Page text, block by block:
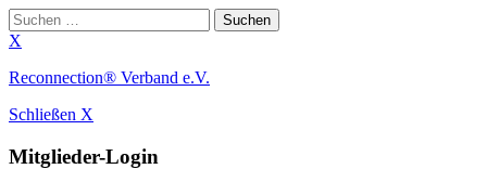
Suchen
nach:
X
Zum
springen
Reconnection® Verband e.V.
Schließen X
Mitglieder-Login